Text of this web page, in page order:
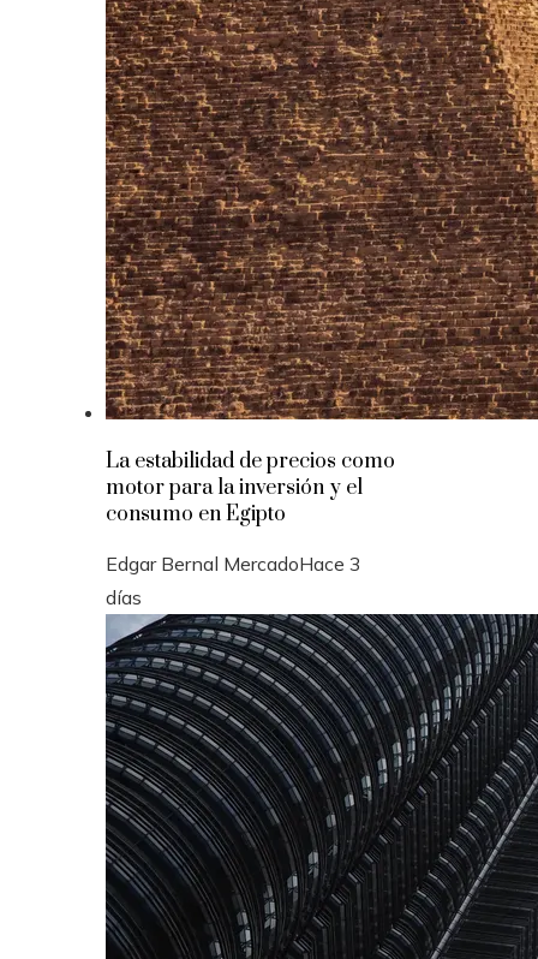
La estabilidad de precios como
motor para la inversión y el
consumo en Egipto
Edgar Bernal MercadoHace 3
días